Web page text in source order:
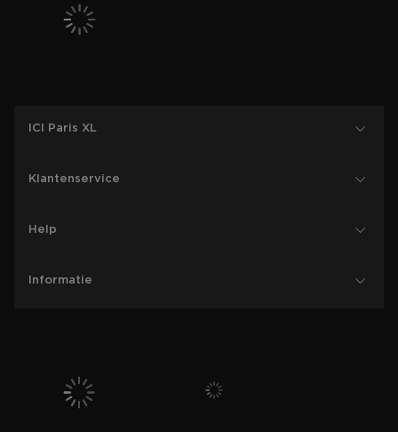
ICI Paris XL
Klantenservice
Help
Informatie